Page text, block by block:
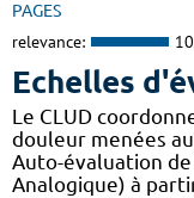
PAGES
relevance:
Echelles
Le CLUD
douleur menées
Auto-évaluation
Analogique) à